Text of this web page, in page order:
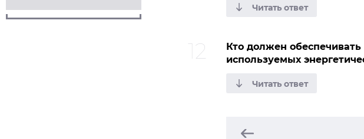
Кто должен
используемых